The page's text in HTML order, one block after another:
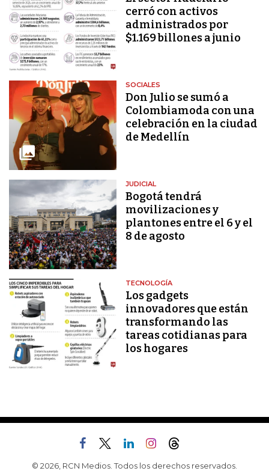
cerró con activos
administrados por
$1.169 billones a junio
SOCIALES
Don Julio se sumó a
Colombiamoda con una
celebración en la ciudad
de Medellín
JUDICIAL
Bogotá tendrá
movilizaciones y
plantones entre el 6 y el
8 de agosto
TECNOLOGÍA
Los gadgets
innovadores que están
transformando las
tareas cotidianas para
los hogares
© 2026, RCN Medios. Todos los derechos reservados.